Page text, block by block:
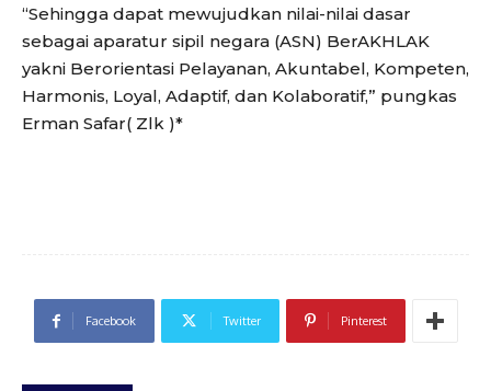
“Sehingga dapat mewujudkan nilai-nilai dasar
sebagai aparatur sipil negara (ASN) BerAKHLAK
yakni Berorientasi Pelayanan, Akuntabel, Kompeten,
Harmonis, Loyal, Adaptif, dan Kolaboratif,” pungkas
Erman Safar( Zlk )*
Facebook Twitter Pinterest